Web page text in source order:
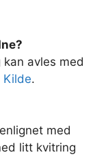
avles med
Kilde.
med
litt kvitring